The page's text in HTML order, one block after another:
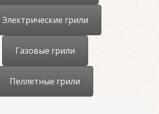
Электрические грили
Газовые грили
Пеллетные грили